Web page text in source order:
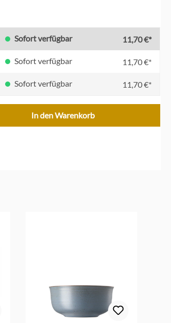
Sofort verfügbar 11,70 €*
Sofort verfügbar 11,70 €*
Sofort verfügbar 11,70 €*
In den Warenkorb